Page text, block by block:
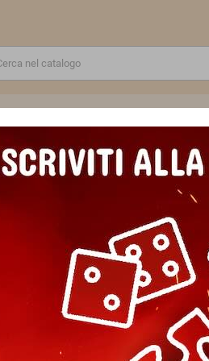
SCUOLA E
introduttivo IN ITALIANO raven
GIOCO DI
Marca
Riferimento
EAN13